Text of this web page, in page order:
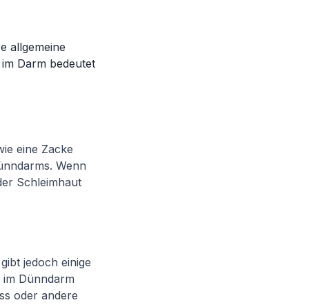
allgemeine
Darm bedeutet
eine Zacke
Wenn
Schleimhaut
jedoch einige
Dünndarm
oder andere